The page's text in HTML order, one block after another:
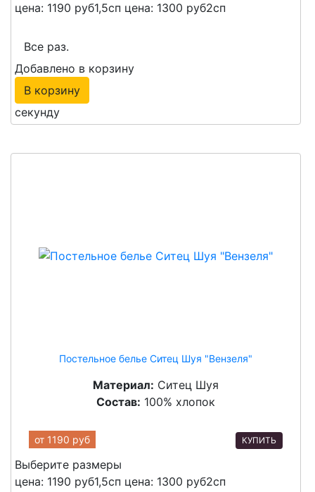
цена: 1190 руб1,5сп цена: 1300 руб2сп
Все раз.
Добавлено в корзину
В корзину
секунду
Постельное белье Ситец Шуя "Вензеля"
Материал: Ситец Шуя
Состав: 100% хлопок
от 1190 руб КУПИТЬ
Выберите размеры
цена: 1190 руб1,5сп цена: 1300 руб2сп